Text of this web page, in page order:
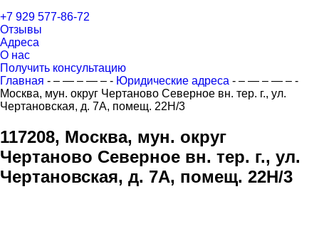
+7 929 577-86-72
Отзывы
Адреса
О нас
Получить консультацию
Главная - – — – — – - Юридические адреса - – — – — – -
Москва, мун. округ Чертаново Северное вн. тер. г., ул.
Чертановская, д. 7А, помещ. 22Н/3
117208, Москва, мун. округ
Чертаново Северное вн. тер. г., ул.
Чертановская, д. 7А, помещ. 22Н/3